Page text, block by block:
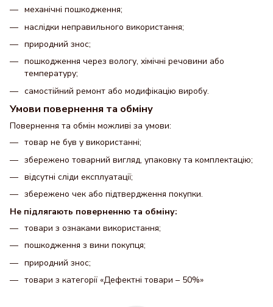
механічні пошкодження;
наслідки неправильного використання;
природний знос;
пошкодження через вологу, хімічні речовини або
температуру;
самостійний ремонт або модифікацію виробу.
Умови повернення та обміну
Повернення та обмін можливі за умови:
товар не був у використанні;
збережено товарний вигляд, упаковку та комплектацію;
відсутні сліди експлуатації;
збережено чек або підтвердження покупки.
Не підлягають поверненню та обміну:
товари з ознаками використання;
пошкодження з вини покупця;
природний знос;
товари з категорії «Дефектні товари – 50%»